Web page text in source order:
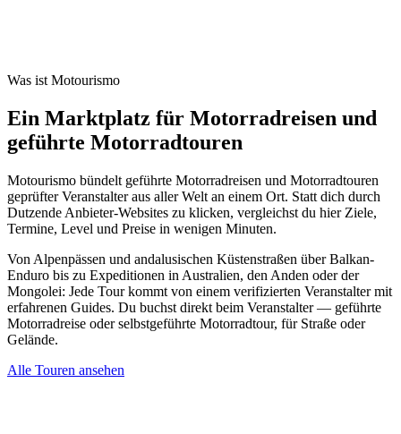
Was ist Motourismo
Ein Marktplatz für Motorradreisen und
geführte Motorradtouren
Motourismo bündelt geführte Motorradreisen und Motorradtouren
geprüfter Veranstalter aus aller Welt an einem Ort. Statt dich durch
Dutzende Anbieter-Websites zu klicken, vergleichst du hier Ziele,
Termine, Level und Preise in wenigen Minuten.
Von Alpenpässen und andalusischen Küstenstraßen über Balkan-
Enduro bis zu Expeditionen in Australien, den Anden oder der
Mongolei: Jede Tour kommt von einem verifizierten Veranstalter mit
erfahrenen Guides. Du buchst direkt beim Veranstalter — geführte
Motorradreise oder selbstgeführte Motorradtour, für Straße oder
Gelände.
Alle Touren ansehen